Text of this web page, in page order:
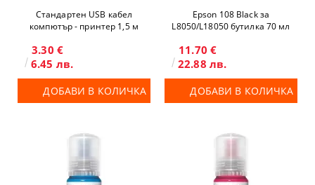
Стандартен USB кабел
компютър - принтер 1,5 м
3.30 €
6.45 лв.
ДОБАВИ В КОЛИЧКА
Epson 108 Black за
L8050/L18050 бутилка 70 мл
11.70 €
22.88 лв.
ДОБАВИ В КОЛИЧКА